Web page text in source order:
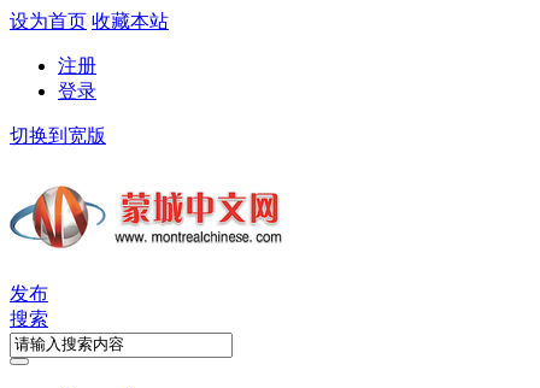
设为首页 收藏本站
注册
登录
切换到宽版
发布
搜索